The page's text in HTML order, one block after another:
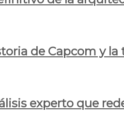
de Capcom y
experto que